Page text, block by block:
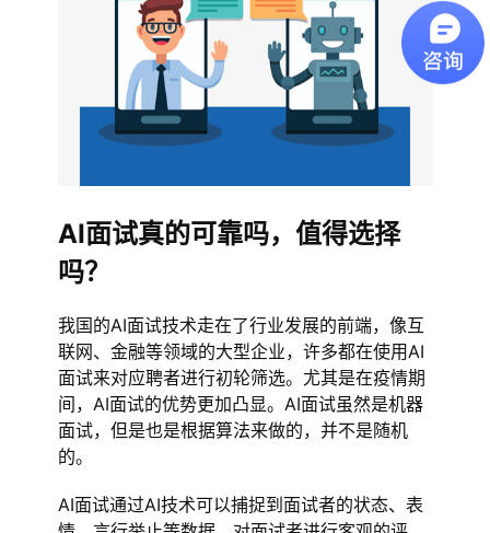
AI面试真的可靠吗，值得选择
吗？
我国的AI面试技术走在了行业发展的前端，像互
联网、金融等领域的大型企业，许多都在使用AI
面试来对应聘者进行初轮筛选。尤其是在疫情期
间，AI面试的优势更加凸显。AI面试虽然是机器
面试，但是也是根据算法来做的，并不是随机
的。
AI面试通过AI技术可以捕捉到面试者的状态、表